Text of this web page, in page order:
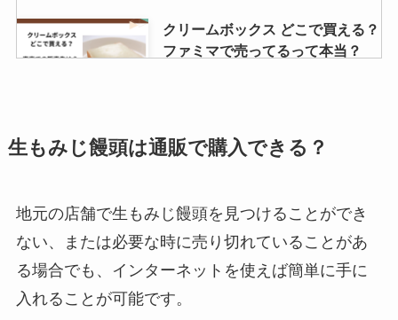
クリームボックス どこで買える？
ファミマで売ってるって本当？
三方六はどこで買える？東京で売
ってる？値段はいくら？
とびこはスーパーで売ってない？
業務スーパーで買える？代用品や
価格を調査！
生もみじ饅頭は通販で購入できる？
地元の店舗で生もみじ饅頭を見つけることができ
ない、または必要な時に売り切れていることがあ
る場合でも、インターネットを使えば簡単に手に
入れることが可能です。